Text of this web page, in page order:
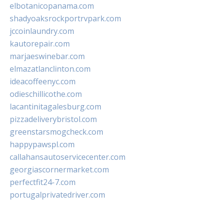
elbotanicopanama.com
shadyoaksrockportrvpark.com
jccoinlaundry.com
kautorepair.com
marjaeswinebar.com
elmazatlanclinton.com
ideacoffeenyc.com
odieschillicothe.com
lacantinitagalesburg.com
pizzadeliverybristol.com
greenstarsmogcheck.com
happypawspl.com
callahansautoservicecenter.com
georgiascornermarket.com
perfectfit24-7.com
portugalprivatedriver.com